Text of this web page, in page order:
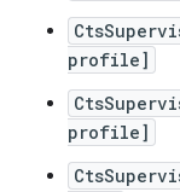
profile]
profile]